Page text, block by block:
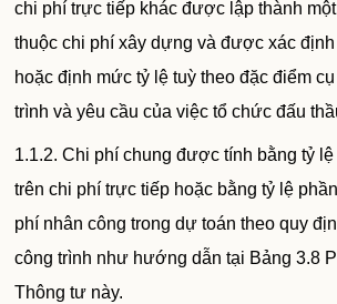
chi phí trực tiếp khác được lập thành
thuộc chi phí xây dựng và được xác
hoặc định mức tỷ lệ tuỳ theo đặc điểm
trình và yêu cầu của việc tổ chức đấu
1.1.2. Chi phí chung được tính bằng tỷ lệ
trên chi phí trực tiếp hoặc bằng tỷ lệ
phí nhân công trong dự toán theo quy
công trình như hướng dẫn tại Bảng 3.8
Thông tư này.